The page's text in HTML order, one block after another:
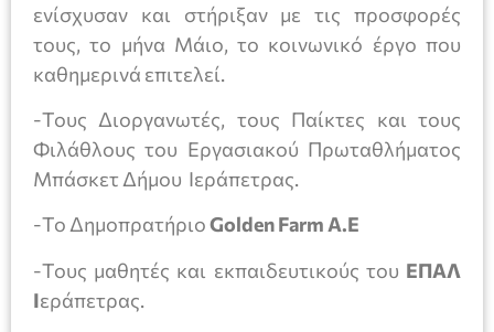
ενίσχυσαν και στήριξαν με τις προσφορές
τους, το μήνα Μάιο, το κοινωνικό έργο που
καθημερινά επιτελεί.
-Τους Διοργανωτές, τους Παίκτες και τους
Φιλάθλους του Εργασιακού Πρωταθλήματος
Μπάσκετ Δήμου Ιεράπετρας.
-Το ΔημοπρατήριοGoldenFarmΑ.Ε
-Τους μαθητές και εκπαιδευτικούς του ΕΠΑΛ
Ιεράπετρας.